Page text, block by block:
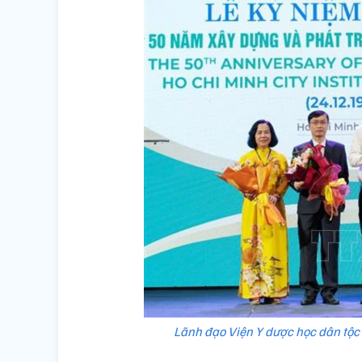
Lãnh đạo Viện Y dược học dân